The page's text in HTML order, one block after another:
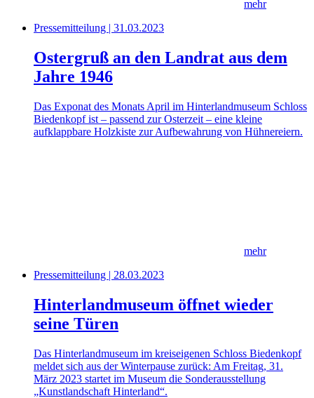
mehr
Pressemitteilung | 31.03.2023
Ostergruß an den Landrat aus dem
Jahre 1946
Das Exponat des Monats April im Hinterlandmuseum Schloss
Biedenkopf ist – passend zur Osterzeit – eine kleine
aufklappbare Holzkiste zur Aufbewahrung von Hühnereiern.
mehr
Pressemitteilung | 28.03.2023
Hinterlandmuseum öffnet wieder
seine Türen
Das Hinterlandmuseum im kreiseigenen Schloss Biedenkopf
meldet sich aus der Winterpause zurück: Am Freitag, 31.
März 2023 startet im Museum die Sonderausstellung
„Kunstlandschaft Hinterland“.